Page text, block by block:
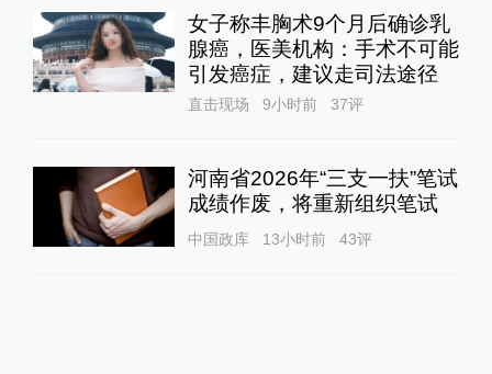
女子称丰胸术9个月后确诊乳
腺癌，医美机构：手术不可能
引发癌症，建议走司法途径
直击现场 9小时前 37评
河南省2026年“三支一扶”笔试
成绩作废，将重新组织笔试
中国政库 13小时前 43评